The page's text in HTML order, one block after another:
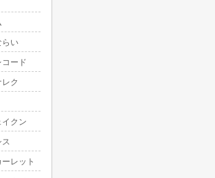
らい
ード
ク
イクン
ス
レット